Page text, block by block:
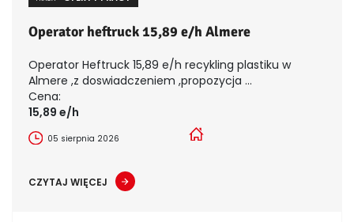
Operator heftruck 15,89 e/h Almere
Operator Heftruck 15,89 e/h recykling plastiku w
Almere ,z doswiadczeniem ,propozycja ...
Cena:
15,89 e/h
05 sierpnia 2026
CZYTAJ WIĘCEJ